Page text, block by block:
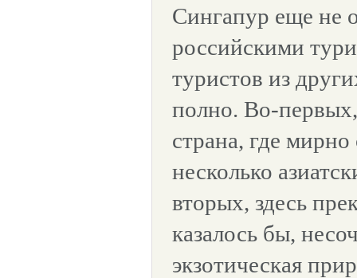
Сингапур еще не
российскими
туристов из
полно. Во-
страна, где
несколько
вторых, здесь
казалось бы,
экзотическая